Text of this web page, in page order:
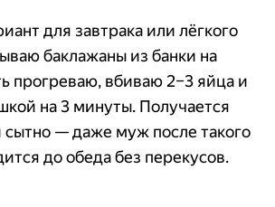
для завтрака или лёгкого
баклажаны из банки на
прогреваю, вбиваю 2–3 яйца и
на 3 минуты. Получается
сытно — даже муж после такого
до обеда без перекусов.